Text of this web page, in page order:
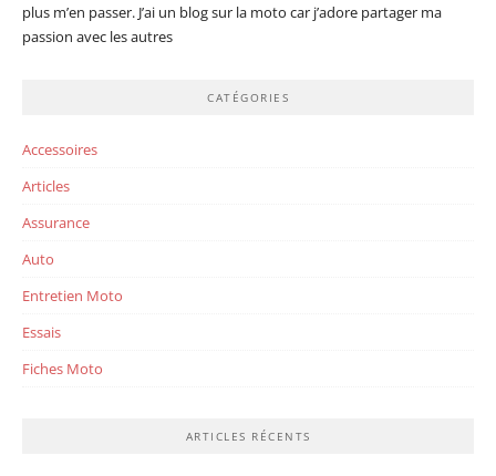
plus m’en passer. J’ai un blog sur la moto car j’adore partager ma
passion avec les autres
CATÉGORIES
Accessoires
Articles
Assurance
Auto
Entretien Moto
Essais
Fiches Moto
ARTICLES RÉCENTS